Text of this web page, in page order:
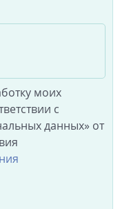
моих
с
данных» от